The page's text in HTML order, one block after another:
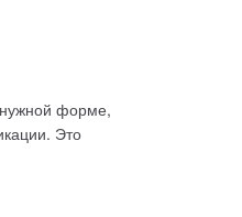
форме,
Это